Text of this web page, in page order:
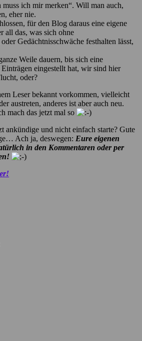
ich mir merken“. Will man auch,
eher nie.
für den Blog daraus eine eigene
all das, was sich ohne
Gedächtnisschwäche festhalten lässt,
Weile dauern, bis sich eine
eingestellt hat, wir sind hier
oder?
Leser bekannt vorkommen, vielleicht
austreten, anderes ist aber auch neu.
mach das jetzt mal so
ankündige und nicht einfach starte? Gute
Ach ja, deswegen: Eure eigenen
in den Kommentaren oder per